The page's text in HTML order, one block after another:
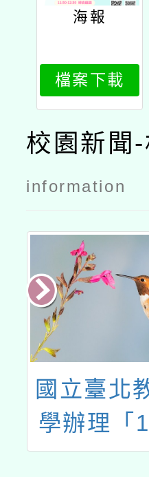
海報
檔案下載
校園新聞
information
龍潭區石
小學「書
工作坊」